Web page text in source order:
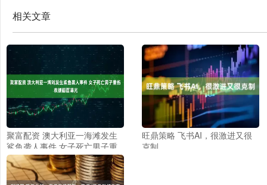
相关文章
聚富配资 澳大利亚一海滩发生
鲨鱼袭人事件 女子死亡男子重
伤 救援画面曝光
旺鼎策略 飞书AI，很激进又很
克制